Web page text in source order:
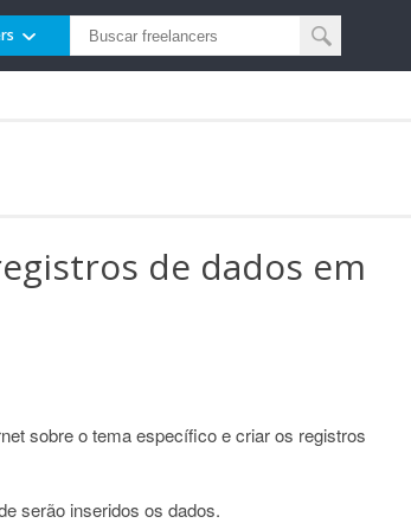
de dados em
sobre o tema específico e criar os registros
serão inseridos os dados.